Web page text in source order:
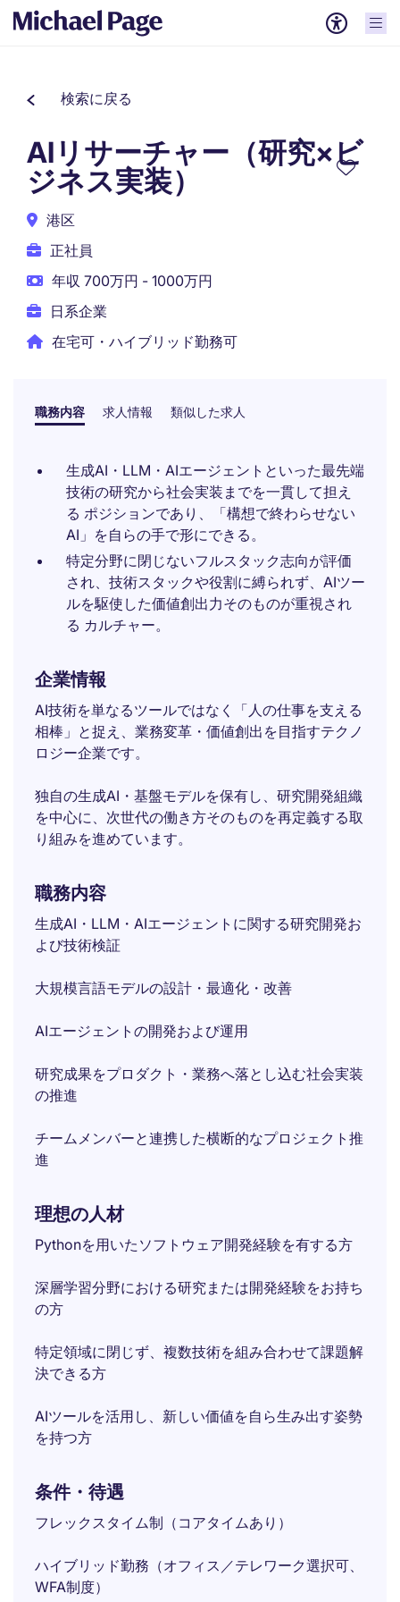
検索に戻る
AIリサーチャー（研究×ビ
ジネス実装）
港区
正社員
年収 700万円 - 1000万円
日系企業
在宅可・ハイブリッド勤務可
職務内容 求人情報 類似した求人
生成AI・LLM・AIエージェントといった最先端
技術の研究から社会実装までを一貫して担え
る ポジションであり、「構想で終わらせない
AI」を自らの手で形にできる。
特定分野に閉じないフルスタック志向が評価
され、技術スタックや役割に縛られず、AIツー
ルを駆使した価値創出力そのものが重視され
る カルチャー。
企業情報
AI技術を単なるツールではなく「人の仕事を支える
相棒」と捉え、業務変革・価値創出を目指すテクノ
ロジー企業です。
独自の生成AI・基盤モデルを保有し、研究開発組織
を中心に、次世代の働き方そのものを再定義する取
り組みを進めています。
職務内容
生成AI・LLM・AIエージェントに関する研究開発お
よび技術検証
大規模言語モデルの設計・最適化・改善
AIエージェントの開発および運用
研究成果をプロダクト・業務へ落とし込む社会実装
の推進
チームメンバーと連携した横断的なプロジェクト推
進
理想の人材
Pythonを用いたソフトウェア開発経験を有する方
深層学習分野における研究または開発経験をお持ち
の方
特定領域に閉じず、複数技術を組み合わせて課題解
決できる方
AIツールを活用し、新しい価値を自ら生み出す姿勢
を持つ方
条件・待遇
フレックスタイム制（コアタイムあり）
ハイブリッド勤務（オフィス／テレワーク選択可、
WFA制度）